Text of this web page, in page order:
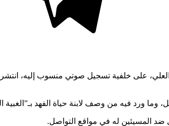
العلي، على خلفية تسجيل صوتي منسوب إليه،
ورد فيه من وصف لابنة حياة الفهد بـ”الغبية
ضد المسيئين له في مواقع التواصل.